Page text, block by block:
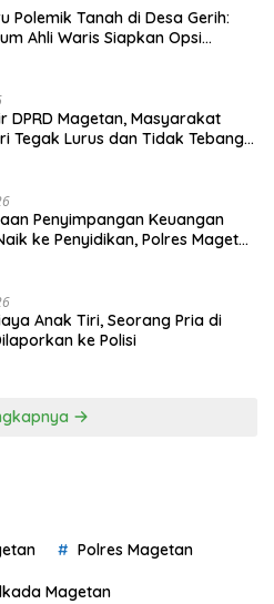
Polemik Tanah di Desa Gerih:
Ahli Waris Siapkan Opsi
DPRD Magetan, Masyarakat
Tegak Lurus dan Tidak Tebang
Penyimpangan Keuangan
ke Penyidikan, Polres Magetan
Anak Tiri, Seorang Pria di
ke Polisi
Polres Magetan
Magetan